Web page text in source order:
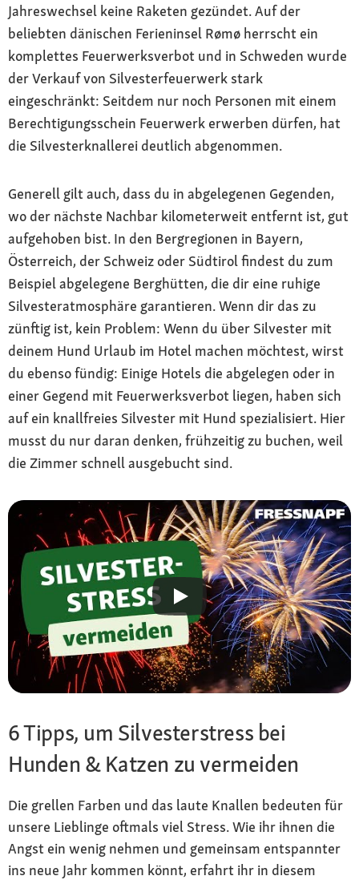
Jahreswechsel keine Raketen gezündet. Auf der
beliebten dänischen Ferieninsel Rømø herrscht ein
komplettes Feuerwerksverbot und in Schweden wurde
der Verkauf von Silvesterfeuerwerk stark
eingeschränkt: Seitdem nur noch Personen mit einem
Berechtigungsschein Feuerwerk erwerben dürfen, hat
die Silvesterknallerei deutlich abgenommen.
Generell gilt auch, dass du in abgelegenen Gegenden,
wo der nächste Nachbar kilometerweit entfernt ist, gut
aufgehoben bist. In den Bergregionen in Bayern,
Österreich, der Schweiz oder Südtirol findest du zum
Beispiel abgelegene Berghütten, die dir eine ruhige
Silvesteratmosphäre garantieren. Wenn dir das zu
zünftig ist, kein Problem: Wenn du über Silvester mit
deinem Hund Urlaub im Hotel machen möchtest, wirst
du ebenso fündig: Einige Hotels die abgelegen oder in
einer Gegend mit Feuerwerksverbot liegen, haben sich
auf ein knallfreies Silvester mit Hund spezialisiert. Hier
musst du nur daran denken, frühzeitig zu buchen, weil
die Zimmer schnell ausgebucht sind.
6 Tipps, um Silvesterstress bei
Hunden & Katzen zu vermeiden
Die grellen Farben und das laute Knallen bedeuten für
unsere Lieblinge oftmals viel Stress. Wie ihr ihnen die
Angst ein wenig nehmen und gemeinsam entspannter
ins neue Jahr kommen könnt, erfahrt ihr in diesem